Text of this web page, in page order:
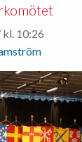
kl. 10:26